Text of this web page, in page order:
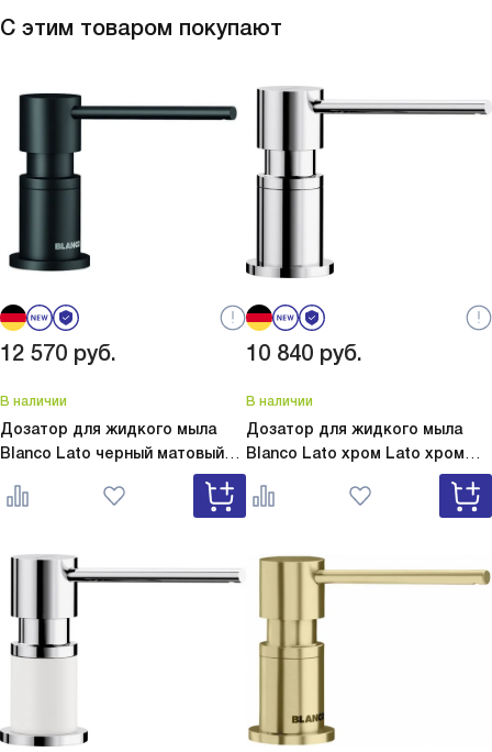
разводов почти не осталось.
С этим товаром покупают
12 570 руб.
В наличии
Дозатор для жидкого мыла
Blanco Lato черный матовый
Lato черный матовый 525789
10 840 руб.
В наличии
Дозатор для жидкого мыла
Blanco Lato хром Lato хром